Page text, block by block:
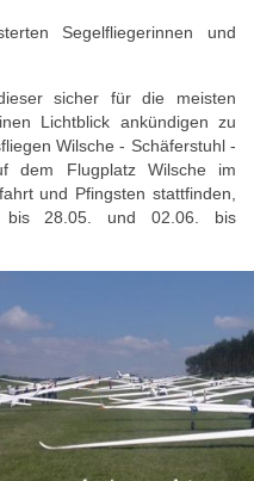
Segelfliegerinnen und
sicher für die meisten
Lichtblick ankündigen zu
Wilsche - Schäferstuhl -
dem Flugplatz Wilsche im
und Pfingsten stattfinden,
bis 28.05. und 02.06. bis